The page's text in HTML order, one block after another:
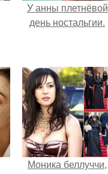
У анны плетнёвой
день ностальгии.
Моника беллуччи,